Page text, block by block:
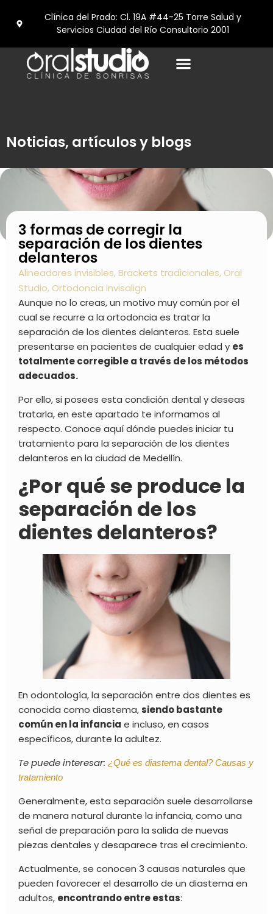
Clínica del Prado: Cl. 19A #44-25 Torre Salud y
Servicios Ciudad del Río Consultorio 2001
Noticias, artículos y blogs
3 formas de corregir la
separación de los dientes
delanteros
Alineadores invisibles,Brackets tradicionales, Oral
Studio, Ortodoncia invisalign
Aunque no lo creas, un motivo muy común por el
cual se recurre a la ortodoncia es tratar la
separación de los dientes delanteros. Esta suele
presentarse en pacientes de cualquier edad y es
totalmente corregible a través de los métodos
adecuados.
Por ello, si posees esta condición dental y deseas
tratarla, en este apartado te informamos al
respecto. Conoce aquí dónde puedes iniciar tu
tratamiento para la separación de los dientes
delanteros en la ciudad de Medellín.
¿Por qué se produce la
separación de los
dientes delanteros?
En odontología, la separación entre dos dientes es
conocida como diastema,siendo bastante
común en la infancia e incluso, en casos
específicos, durante la adultez.
Te puede interesar: ¿Qué es diastema dental? Causas y
tratamiento
Generalmente, esta separación suele desarrollarse
de manera natural durante la infancia, como una
señal de preparación para la salida de nuevas
piezas dentales y desaparece tras el crecimiento.
Actualmente, se conocen 3 causas naturales que
pueden favorecer el desarrollo de un diastema en
adultos, encontrando entre estas: